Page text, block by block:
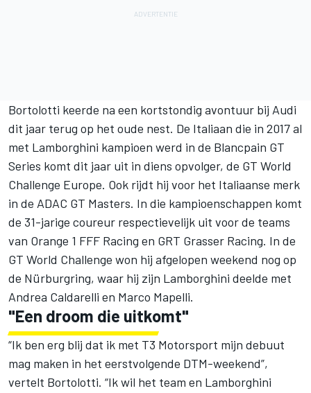
Bortolotti keerde na een kortstondig avontuur bij Audi
dit jaar terug op het oude nest. De Italiaan die in 2017 al
met Lamborghini kampioen werd in de Blancpain GT
Series komt dit jaar uit in diens opvolger, de GT World
Challenge Europe. Ook rijdt hij voor het Italiaanse merk
in de ADAC GT Masters. In die kampioenschappen komt
de 31-jarige coureur respectievelijk uit voor de teams
van Orange 1 FFF Racing en GRT Grasser Racing. In de
GT World Challenge won hij afgelopen weekend nog op
de Nürburgring, waar hij zijn Lamborghini deelde met
Andrea Caldarelli en Marco Mapelli.
"Een droom die uitkomt"
“Ik ben erg blij dat ik met T3 Motorsport mijn debuut
mag maken in het eerstvolgende DTM-weekend”,
vertelt Bortolotti. “Ik wil het team en Lamborghini